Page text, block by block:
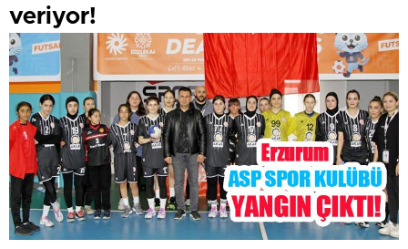
veriyor!